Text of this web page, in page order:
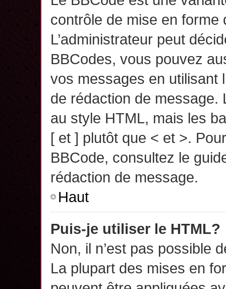
contrôle de mise en forme
L’administrateur peut
BBCodes, vous pouvez
vos messages en utilisant
de rédaction de message.
au style HTML, mais les
[ et ] plutôt que < et >.
BBCode, consultez le
rédaction de message.
Haut
Puis-je utiliser le HTML?
Non, il n’est pas possible
La plupart des mises en